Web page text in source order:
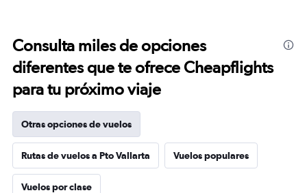
Consulta miles de opciones
diferentes que te ofrece Cheapflights
para tu próximo viaje
Otras opciones de vuelos
Rutas de vuelos a Pto Vallarta Vuelos populares
Vuelos por clase